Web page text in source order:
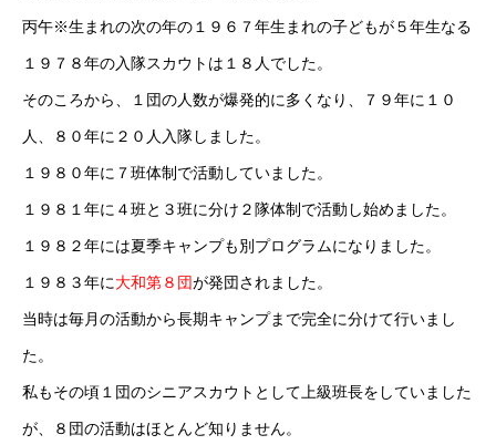
丙午※生まれの次の年の１９６７年生まれの子どもが５年生なる
１９７８年の入隊スカウトは１８人でした。
そのころから、１団の人数が爆発的に多くなり、７９年に１０
人、８０年に２０人入隊しました。
１９８０年に７班体制で活動していました。
１９８１年に４班と３班に分け２隊体制で活動し始めました。
１９８２年には夏季キャンプも別プログラムになりました。
１９８３年に大和第８団が発団されました。
当時は毎月の活動から長期キャンプまで完全に分けて行いまし
た。
私もその頃１団のシニアスカウトとして上級班長をしていました
が、８団の活動はほとんど知りません。